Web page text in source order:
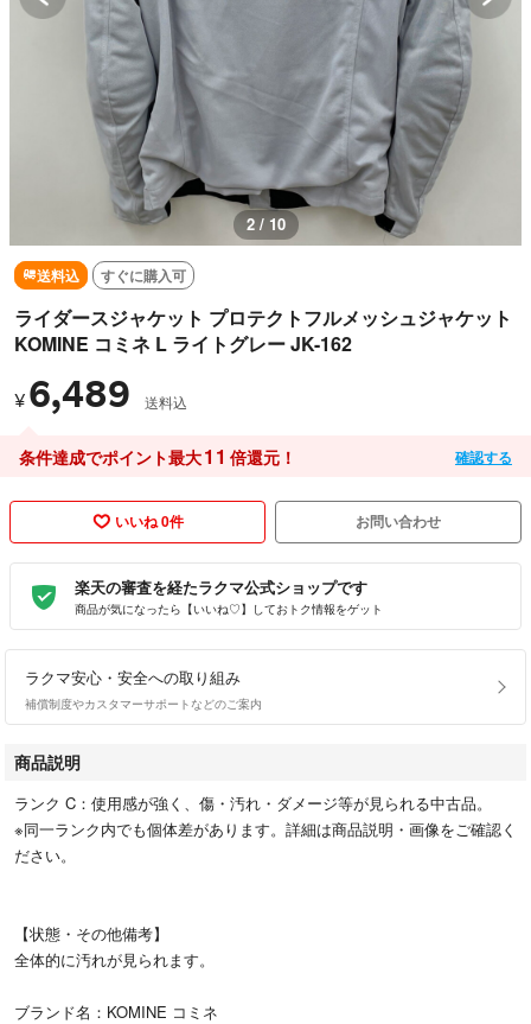
3 / 10
送料込 すぐに購入可
ライダースジャケット プロテクトフルメッシュジャケット
KOMINE コミネ L ライトグレー JK-162
¥ 6,489 送料込
条件達成でポイント最大11 倍還元！ 確認する
いいね 0件 お問い合わせ
楽天の審査を経たラクマ公式ショップです
商品が気になったら【いいね♡】しておトク情報をゲット
ラクマ安心・安全への取り組み
補償制度やカスタマーサポートなどのご案内
商品説明
ランク C：使用感が強く、傷・汚れ・ダメージ等が見られる中古品。
※同一ランク内でも個体差があります。詳細は商品説明・画像をご確認く
ださい。
【状態・その他備考】
全体的に汚れが見られます。
ブランド名：KOMINE コミネ